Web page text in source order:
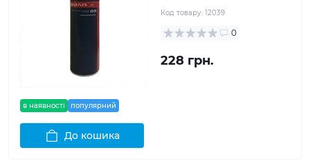
в наявності популярний
Код товару: 12039
0
228 грн.
До кошика